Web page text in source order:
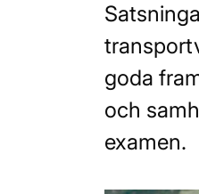
goda
och
examen.